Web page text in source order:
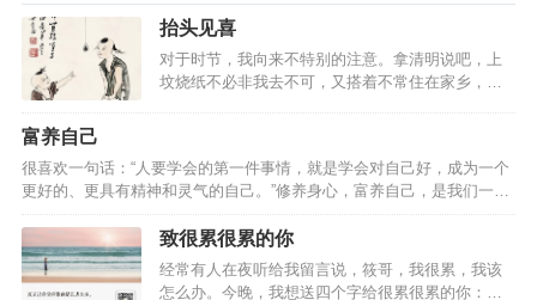
抬头见喜
对于时节，我向来不特别的注意。拿清明说吧，上
坟烧纸不必非我去不可，又搭着不常住在家乡，所
中秋，新年，三个大节可不能这么马虎过去。即使
我故意躲着它们，账条是不会忘记了我的。也奇
怪，一个无名之辈，到了三节会有许多人惦记着，
不但来信，送账条，而且要找上门来！设若故意躲
着借款，着急，设计自杀等等，而专讲三节的热闹
有趣那一面儿，我似乎是最喜爱中秋。“似乎”，因为
富养自己
很喜欢一句话：“人要学会的第一件事情，就是学会对自己好，成为一个
更好的、更具有精神和灵气的自己。”修养身心，富养自己，是我们一生
的修行。干净整洁，养自己的容颜分享听友柳柳的故事。柳柳结婚8年
了，育有一儿一女，老公经营了一家公司，柳柳有自己的工作。直到去
年，老公投资失败，欠下了很多债务，手机都不敢开机。老公萎靡不
振，天天窝在家里。柳柳还是像往常一样，打扮得很精致，看起来神清
致很累很累的你
经常有人在夜听给我留言说，筱哥，我很累，我该
怎么办。今晚，我想送四个字给很累很累的你：拒